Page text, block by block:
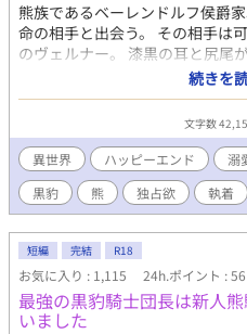
熊族であるベーレンドルフ侯爵
命の相手と出会う。 その相手は
のヴェルナー。 漆黒の耳と尻尾
で騎士団入団を果たした実力者
と決めたマクシミリアンが本当
イチャラブハッピーエンド小説
人熊騎士にロックオンされちゃ
のお話です。 そこまで長くなら
ました。 R18には※つけます。
続きを
文字数
異世界 ハッピーエンド 溺
黒豹
熊 独占欲 執着
短編 完結 R18
お気に入り : 1,115 24h.ポイント : 56
最強の黒豹騎士団長は新人
いました